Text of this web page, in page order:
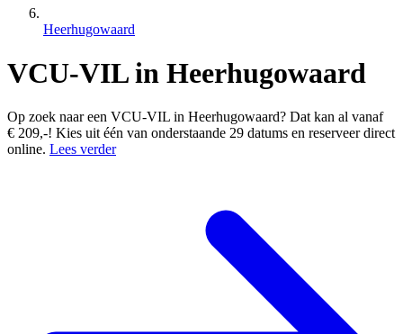
Heerhugowaard
VCU-VIL in Heerhugowaard
Op zoek naar een VCU-VIL in Heerhugowaard? Dat kan al vanaf
€ 209,-! Kies uit één van onderstaande 29 datums en reserveer direct
online. Lees verder